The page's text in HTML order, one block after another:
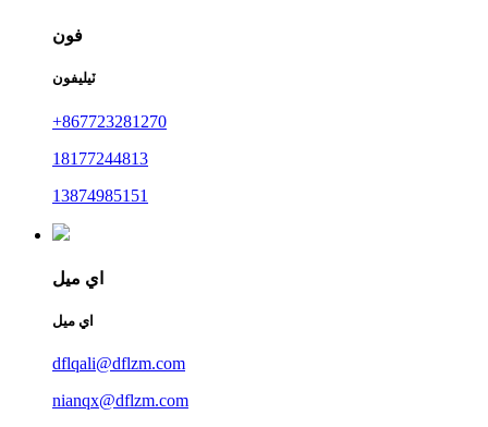
فون
ٽيليفون
+867723281270
18177244813
13874985151
اي ميل
اي ميل
dflqali@dflzm.com
nianqx@dflzm.com